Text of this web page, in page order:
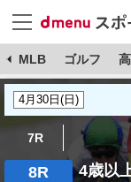
MLB ゴルフ
7R
8R 4歳以